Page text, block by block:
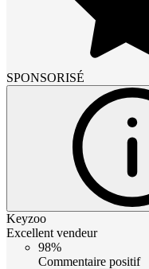
SPONSORISÉ
Keyzoo
Excellent vendeur
98%
Commentaire positif